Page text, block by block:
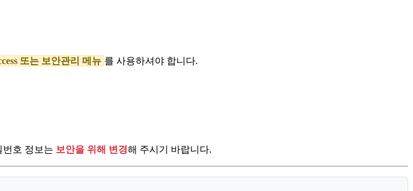
또는 보안관리 메뉴 를 사용하셔야 합니다.
번호 정보는 보안을 위해 변경해 주시기 바랍니다.